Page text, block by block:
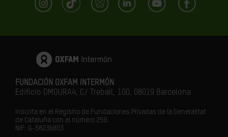
FUNDACIÓN OXFAM INTERMÓN
Edificio DMOURA4. C/ Treball, 100. 08019 Barcelona
Inscrita en el Registro de Fundaciones Privadas de la Generalitat
de Cataluña con el número 259.
NIF: G-58236803